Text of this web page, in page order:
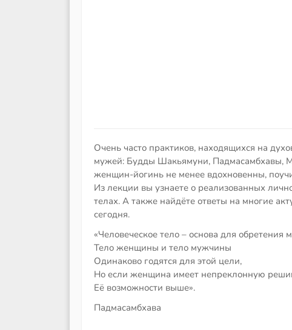
Очень часто практиков, находящихся на
мужей: Будды Шакьямуни, Падмасамбхавы,
женщин-йогинь не менее вдохновенны,
Из лекции вы узнаете о реализованных
телах. А также найдёте ответы на многие
сегодня.
«Человеческое тело – основа для обретения
Тело женщины и тело мужчины
Одинаково годятся для этой цели,
Но если женщина имеет непреклонную
Её возможности выше».
Падмасамбхава